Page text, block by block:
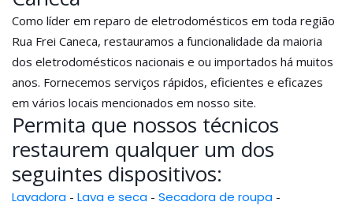
Como líder em reparo de eletrodomésticos em toda região
Rua Frei Caneca, restauramos a funcionalidade da maioria
dos eletrodomésticos nacionais e ou importados há muitos
anos. Fornecemos serviços rápidos, eficientes e eficazes
em vários locais mencionados em nosso site.
Permita que nossos técnicos
restaurem qualquer um dos
seguintes dispositivos:
Lavadora - Lava e seca - Secadora de roupa -